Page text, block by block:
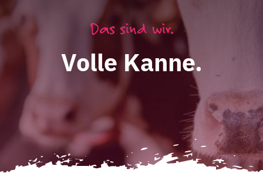
Das sind wir.
Volle Kanne.